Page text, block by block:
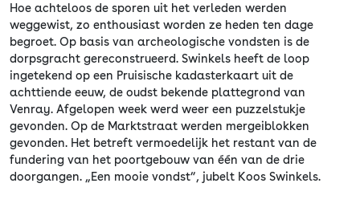
Hoe achteloos de sporen uit het verleden werden
weggewist, zo enthousiast worden ze heden ten dage
begroet. Op basis van archeologische vondsten is de
dorpsgracht gereconstrueerd. Swinkels heeft de loop
ingetekend op een Pruisische kadasterkaart uit de
achttiende eeuw, de oudst bekende plattegrond van
Venray. Afgelopen week werd weer een puzzelstukje
gevonden. Op de Marktstraat werden mergeiblokken
gevonden. Het betreft vermoedelijk het restant van de
fundering van het poortgebouw van één van de drie
doorgangen. „Een mooie vondst”, jubelt Koos Swinkels.